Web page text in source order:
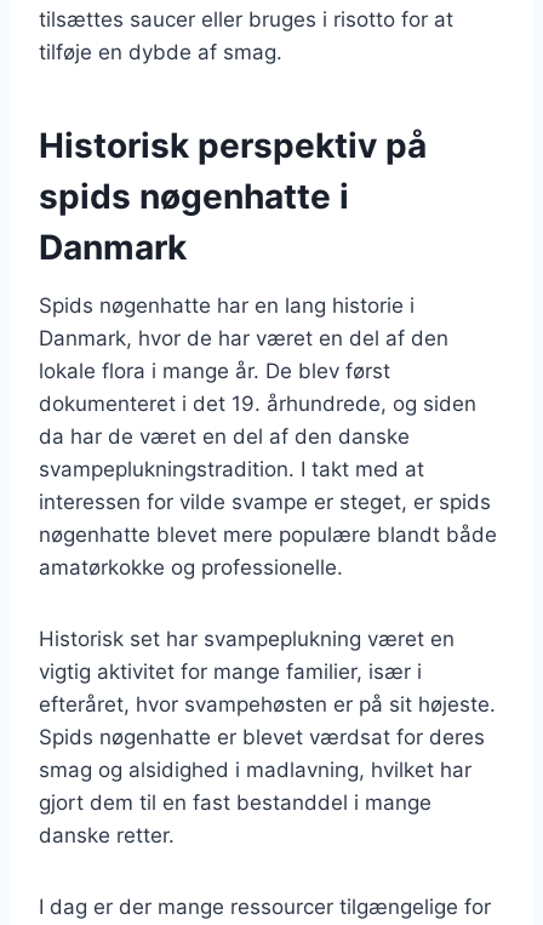
tilsættes saucer eller bruges i risotto for at
tilføje en dybde af smag.
Historisk perspektiv på
spids nøgenhatte i
Danmark
Spids nøgenhatte har en lang historie i
Danmark, hvor de har været en del af den
lokale flora i mange år. De blev først
dokumenteret i det 19. århundrede, og siden
da har de været en del af den danske
svampeplukningstradition. I takt med at
interessen for vilde svampe er steget, er spids
nøgenhatte blevet mere populære blandt både
amatørkokke og professionelle.
Historisk set har svampeplukning været en
vigtig aktivitet for mange familier, især i
efteråret, hvor svampehøsten er på sit højeste.
Spids nøgenhatte er blevet værdsat for deres
smag og alsidighed i madlavning, hvilket har
gjort dem til en fast bestanddel i mange
danske retter.
I dag er der mange ressourcer tilgængelige for